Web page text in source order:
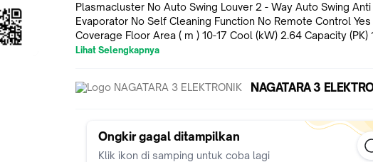
Plasmacluster No Auto Swing Louver 2 - Way Auto Swing Anti
Evaporator No Self Cleaning Function No Remote Control Yes
Coverage Floor Area ( m ) 10-17 Cool (kW) 2.64 Capacity (PK)
Cooling Capacity(BTU) 9,000 Liquid Side (Inch) 1/4 Gas Side
Dimensions (mm) 877 x 292 x 222 Out Door Dimensions (mm)
Lihat Selengkapnya
NAGATARA 3
Ongkir gagal ditampilkan
Klik ikon di samping untuk coba lagi